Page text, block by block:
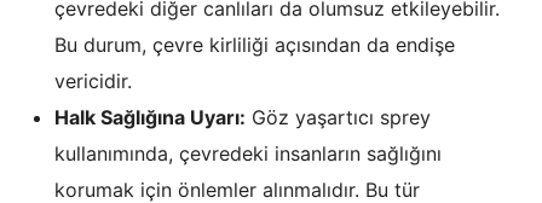
çevredeki diğer canlıları da olumsuz etkileyebilir.
Bu durum, çevre kirliliği açısından da endişe
vericidir.
Halk Sağlığına Uyarı: Göz yaşartıcı sprey
kullanımında, çevredeki insanların sağlığını
korumak için önlemler alınmalıdır. Bu tür